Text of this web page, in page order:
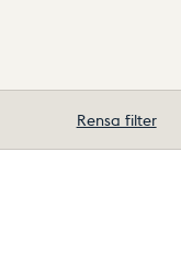
Rensa filter